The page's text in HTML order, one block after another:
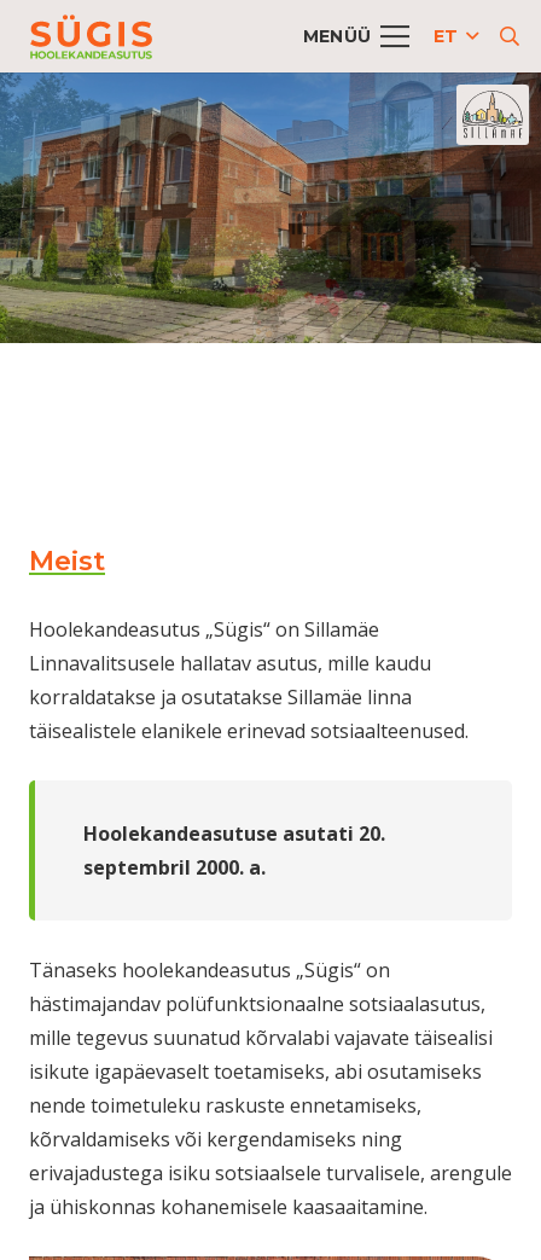
MENÜÜ ET
Meist
Hoolekandeasutus „Sügis“ on Sillamäe
Linnavalitsusele hallatav asutus, mille kaudu
korraldatakse ja osutatakse Sillamäe linna
täisealistele elanikele erinevad sotsiaalteenused.
Hoolekandeasutuse asutati 20.
septembril 2000. a.
Tänaseks hoolekandeasutus „Sügis“ on
hästimajandav polüfunktsionaalne sotsiaalasutus,
mille tegevus suunatud kõrvalabi vajavate täisealisi
isikute igapäevaselt toetamiseks, abi osutamiseks
nende toimetuleku raskuste ennetamiseks,
kõrvaldamiseks või kergendamiseks ning
erivajadustega isiku sotsiaalsele turvalisele, arengule
ja ühiskonnas kohanemisele kaasaaitamine.